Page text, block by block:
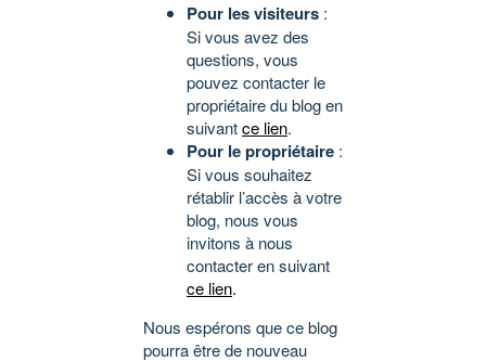
Pour les visiteurs :
Si vous avez des
questions, vous
pouvez contacter le
propriétaire du blog en
suivantce lien.
Pour le propriétaire :
Si vous souhaitez
rétablir l’accès à votre
blog, nous vous
invitons à nous
contacter en suivant
ce lien.
Nous espérons que ce blog
pourra être de nouveau